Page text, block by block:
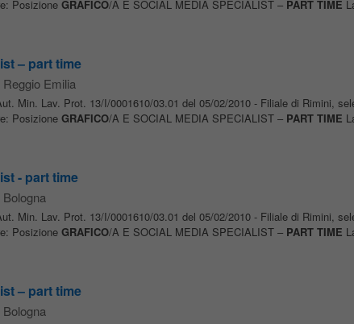
Posizione GRAFICO/A E SOCIAL MEDIA SPECIALIST – PART TIME
– part time
Reggio Emilia
Min. Lav. Prot. 13/I/0001610/03.01 del 05/02/2010 - Filiale di Rimini,
Posizione GRAFICO/A E SOCIAL MEDIA SPECIALIST – PART TIME
- part time
Bologna
Min. Lav. Prot. 13/I/0001610/03.01 del 05/02/2010 - Filiale di Rimini,
Posizione GRAFICO/A E SOCIAL MEDIA SPECIALIST – PART TIME
– part time
Bologna